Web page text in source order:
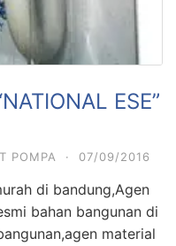
ESE”
POMPA · 07/09/2016
di bandung,Agen
bahan bangunan di
material